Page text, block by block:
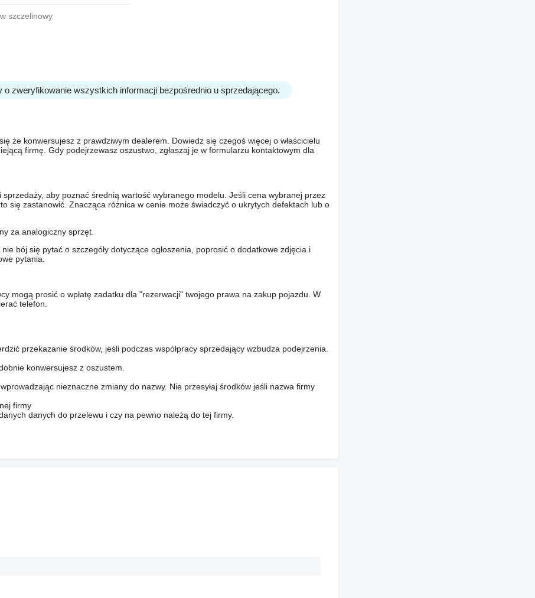
szczelinowy
zweryfikowanie wszystkich informacji bezpośrednio u sprzedającego.
że konwersujesz z prawdziwym dealerem. Dowiedz się czegoś więcej o właścicielu
firmę. Gdy podejrzewasz oszustwo, zgłaszaj je w formularzu kontaktowym dla
aby poznać średnią wartość wybranego modelu. Jeśli cena wybranej przez
się zastanowić. Znacząca różnica w cenie może świadczyć o ukrytych defektach lub o
za analogiczny sprzęt.
bój się pytać o szczegóły dotyczące ogłoszenia, poprosić o dodatkowe zdjęcia i
pytania.
mogą prosić o wpłatę zadatku dla "rezerwacji" twojego prawa na zakup pojazdu. W
telefon.
przekazanie środków, jeśli podczas współpracy sprzedający wzbudza podejrzenia.
konwersujesz z oszustem.
nieznaczne zmiany do nazwy. Nie przesyłaj środków jeśli nazwa firmy
firmy
danych do przelewu i czy na pewno należą do tej firmy.